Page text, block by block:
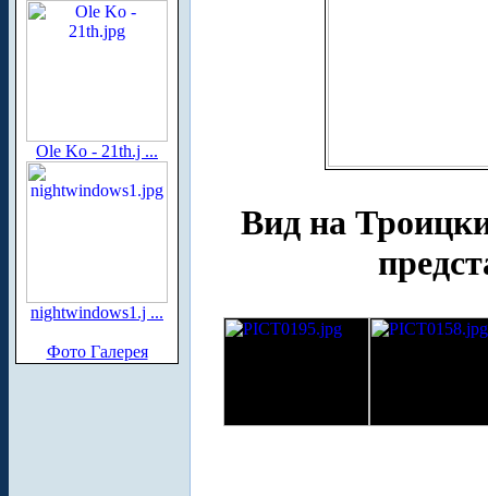
Ole Ko - 21th.j ...
nightwindows1.j ...
Фото Галерея
Вид на